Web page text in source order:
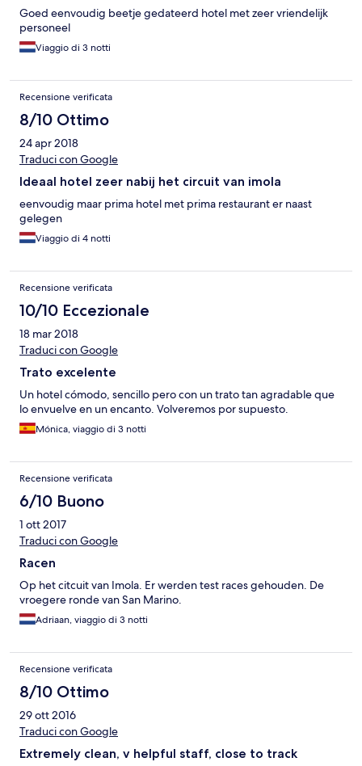
Goed eenvoudig beetje gedateerd hotel met zeer vriendelijk
personeel
Viaggio di 3 notti
Recensione verificata
8/10 Ottimo
24 apr 2018
Traduci con Google
Ideaal hotel zeer nabij het circuit van imola
eenvoudig maar prima hotel met prima restaurant er naast
gelegen
Viaggio di 4 notti
Recensione verificata
10/10 Eccezionale
18 mar 2018
Traduci con Google
Trato excelente
Un hotel cómodo, sencillo pero con un trato tan agradable que
lo envuelve en un encanto. Volveremos por supuesto.
Mónica, viaggio di 3 notti
Recensione verificata
6/10 Buono
1 ott 2017
Traduci con Google
Racen
Op het citcuit van Imola. Er werden test races gehouden. De
vroegere ronde van San Marino.
Adriaan, viaggio di 3 notti
Recensione verificata
8/10 Ottimo
29 ott 2016
Traduci con Google
Extremely clean, v helpful staff, close to track